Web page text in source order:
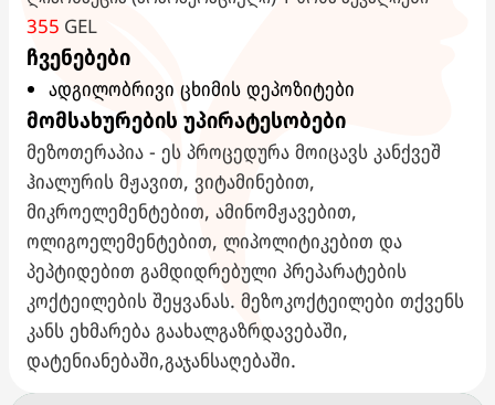
355 GEL
ჩვენებები
ადგილობრივი ცხიმის დეპოზიტები
მომსახურების უპირატესობები
მეზოთერაპია - ეს პროცედურა მოიცავს კანქვეშ
ჰიალურის მჟავით, ვიტამინებით,
მიკროელემენტებით, ამინომჟავებით,
ოლიგოელემენტებით, ლიპოლიტიკებით და
პეპტიდებით გამდიდრებული პრეპარატების
კოქტეილების შეყვანას. მეზოკოქტეილები თქვენს
კანს ეხმარება გაახალგაზრდავებაში,
დატენიანებაში,გაჯანსაღებაში.